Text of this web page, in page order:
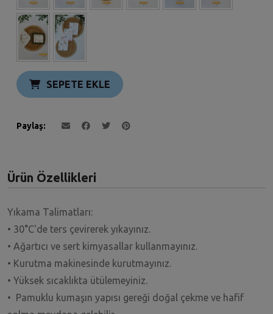
SEPETE EKLE
Paylaş
Ürün Özellikleri
Yıkama Talimatları:
• 30°C'de ters çevirerek yıkayınız.
• Ağartıcı ve sert kimyasallar kullanmayınız.
• Kurutma makinesinde kurutmayınız.
• Yüksek sıcaklıkta ütülemeyiniz.
• Pamuklu kumaşın yapısı gereği doğal çekme ve hafif